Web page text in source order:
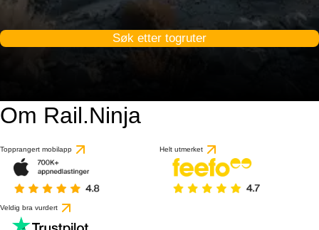
Søk etter togruter
Om Rail.Ninja
Topprangert mobilapp Helt utmerket
Veldig bra vurdert